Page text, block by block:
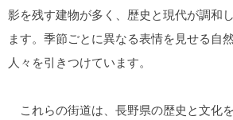
影を残す建物が多く、歴史と現代が調和
ます。季節ごとに異なる表情を見せる自
人々を引きつけています。
これらの街道は、長野県の歴史と文化